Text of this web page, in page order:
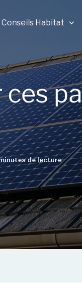
Conseils Habitat
de lecture